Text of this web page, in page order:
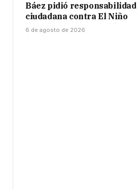
Báez pidió responsabilidad
ciudadana contra El Niño
6 de agosto de 2026